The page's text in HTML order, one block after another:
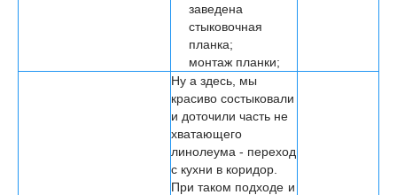
заведена
стыковочная
планка;
монтаж планки;
Ну а здесь, мы
красиво состыковали
и доточили часть не
хватающего
линолеума - переход
с кухни в коридор.
При таком подходе и